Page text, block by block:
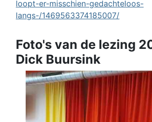
loopt-er-misschien-gedachteloos-
langs-/1469563374185007/
Foto's van de lezing
Dick Buursink